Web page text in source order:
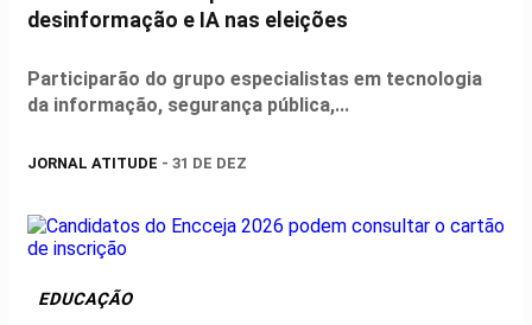
desinformação e IA nas eleições
Participarão do grupo especialistas em tecnologia
da informação, segurança pública,...
JORNAL ATITUDE - 31 DE DEZ
EDUCAÇÃO